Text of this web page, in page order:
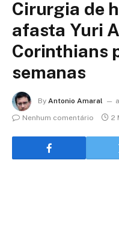
Cirurgia de
afasta Yuri
Corinthians
semanas
By Antonio Amaral
Nenhum comentário
2